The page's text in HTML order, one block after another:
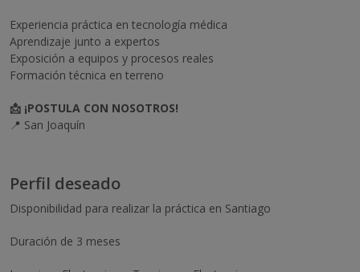
Experiencia práctica en tecnología médica
Aprendizaje junto a expertos
Exposición a equipos y procesos reales
Formación técnica en terreno
📩 ¡POSTULA CON NOSOTROS!
📍 San Joaquín
Perfil deseado
Disponibilidad para realizar la práctica en Santiago
Duración de 3 meses